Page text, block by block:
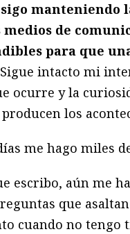
sigo manteniendo
medios de
para que
intacto mi
ocurre y la
los
me hago miles
escribo, aún me
que
cuando no tengo